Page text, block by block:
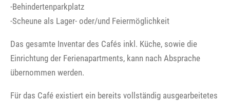
-Behindertenparkplatz
-Scheune als Lager- oder/und Feiermöglichkeit
Das gesamte Inventar des Cafés inkl. Küche, sowie die
Einrichtung der Ferienapartments, kann nach Absprache
übernommen werden.
Für das Café existiert ein bereits vollständig ausgearbeitetes